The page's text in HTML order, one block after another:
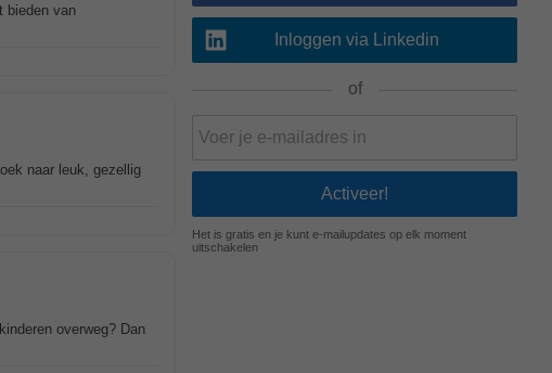
bieden van
naar leuk, gezellig
overweg? Dan
Inloggen via Linkedin
of
Het is gratis en je kunt e-mailupdates op elk moment
uitschakelen